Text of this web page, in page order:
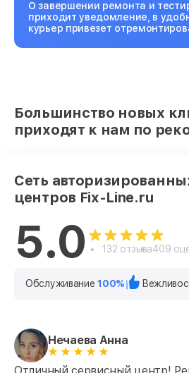
О завершении ремонта и
приходит уведомление, в
курьер привезет
Большинство новых
приходят к нам по
Сеть
центров Fix-Line.ru
5.0 132 отзыва409
Обслуживание100%
Нечаева Анна